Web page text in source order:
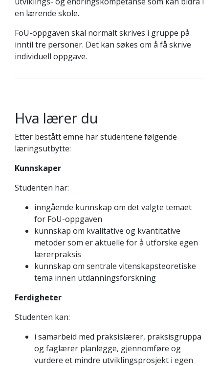
en lærende skole.
FoU-oppgaven skal normalt skrives i gruppe på
inntil tre personer. Det kan søkes om å få skrive
individuell oppgave.
Hva lærer du
Etter bestått emne har studentene følgende
læringsutbytte:
Kunnskaper
Studenten har:
inngående kunnskap om det valgte temaet
for FoU-oppgaven
kunnskap om kvalitative og kvantitative
metoder som er aktuelle for å utforske egen
lærerpraksis
kunnskap om sentrale vitenskapsteoretiske
tema innen utdanningsforskning
Ferdigheter
Studenten kan:
i samarbeid med praksislærer, praksisgruppa
og faglærer planlegge, gjennomføre og
vurdere et mindre utviklingsprosjekt i egen